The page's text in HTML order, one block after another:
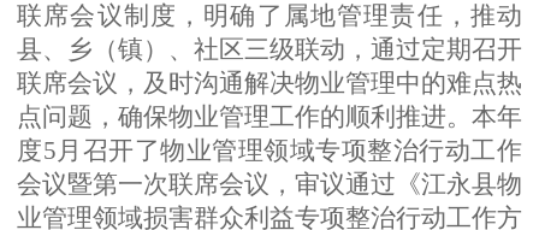
联席会议制度，明确了属地管理责任，推动
县、乡（镇）、社区三级联动，通过定期召开
联席会议，及时沟通解决物业管理中的难点热
点问题，确保物业管理工作的顺利推进。本年
度5月召开了物业管理领域专项整治行动工作
会议暨第一次联席会议，审议通过《江永县物
业管理领域损害群众利益专项整治行动工作方